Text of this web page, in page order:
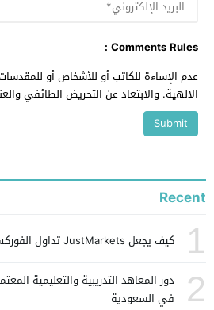
Comments Rules :
عدم الإساءة للكاتب أو للأشخاص أو
الالهية. والابتعاد عن التحريض الطائفي
Recent
1 كيف يجعل JustMarkets تداول الفوركس أسهل وأكثر أمانًا
2
دور المعاهد التدريبية والتعليمية
في السعودية